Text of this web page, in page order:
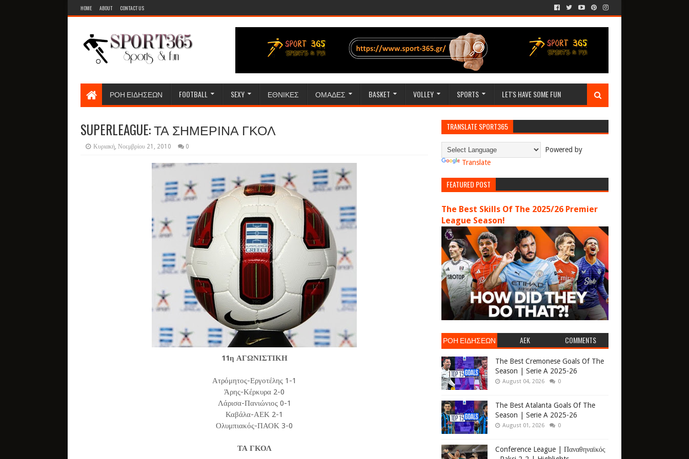
HOME ABOUT CONTACT US
ΡΟΗ ΕΙΔΗΣΕΩΝ FOOTBALL SEXY ΕΘΝΙΚΕΣ ΟΜΑΔΕΣ BASKET VOLLEY SPORTS LET'S HAVE SOME FUN
SUPERLEAGUE: ΤΑ ΣΗΜΕΡΙΝΑ ΓΚΟΛ
Κυριακή, Νοεμβρίου 21, 2010 0
11η ΑΓΩΝΙΣΤΙΚΗ
Ατρόμητος-Εργοτέλης 1-1
Άρης-Κέρκυρα 2-0
Λάρισα-Πανιώνιος 0-1
Καβάλα-ΑΕΚ 2-1
Ολυμπιακός-ΠΑΟΚ 3-0
ΤΑ ΓΚΟΛ
TRANSLATE SPORT365
Powered by
Translate
FEATURED POST
The Best Skills Of The 2025/26 Premier
League Season!
ΡΟΗ ΕΙΔΗΣΕΩΝ AEK COMMENTS
The Best Cremonese Goals Of The
Season | Serie A 2025-26
August 04, 2026 0
The Best Atalanta Goals Of The
Season | Serie A 2025-26
August 01, 2026 0
Conference League | Παναθηναϊκός